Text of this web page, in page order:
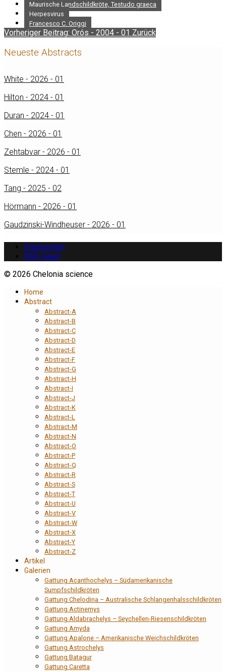
Maurische Landschildkröte, Testudo graeca
Herpesvirus
Francesco C. Origgi
Vorheriger Beitrag: Orós - 2004 - 01 Zurück
Neueste Abstracts
White - 2026 - 01
Hilton - 2024 - 01
Duran - 2024 - 01
Chen - 2026 - 01
Zehtabvar - 2026 - 01
Stemle - 2024 - 01
Tang - 2025 - 02
Hörmann - 2026 - 01
Gaudzinski-Windheuser - 2026 - 01
Impressum
RSS Feed
© 2026 Chelonia science
Home
Abstract
Abstract-A
Abstract-B
Abstract-C
Abstract-D
Abstract-E
Abstract-F
Abstract-G
Abstract-H
Abstract-I
Abstract-J
Abstract-K
Abstract-L
Abstract-M
Abstract-N
Abstract-O
Abstract-P
Abstract-Q
Abstract-R
Abstract-S
Abstract-T
Abstract-U
Abstract-V
Abstract-W
Abstract-X
Abstract-Y
Abstract-Z
Artikel
Galerien
Gattung Acanthochelys – Südamerikanische
Sumpfschildkröten
Gattung Chelodina – Australische Schlangenhalsschildkröten
Gattung Actinemys
Gattung Aldabrachelys – Seychellen-Riesenschildkröten
Gattung Amyda
Gattung Apalone – Amerikanische Weichschildkröten
Gattung Astrochelys
Gattung Batagur
Gattung Caretta